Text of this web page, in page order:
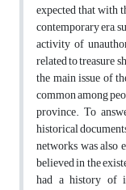
expected that with
contemporary era,
activity of
related to treasure
the main issue of
common among
province. To
historical
networks was also
believed in the
had a history of